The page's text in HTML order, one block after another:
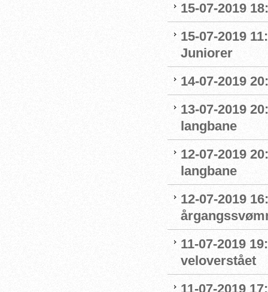
15-07-2019
15-07-2019
Juniorer
14-07-2019
13-07-2019
langbane
12-07-2019
langbane
12-07-2019
11-07-2019
veloverstået
11-07-2019